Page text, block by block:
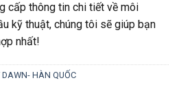
cấp thông tin chi tiết về môi
kỹ thuật, chúng tôi sẽ giúp bạn
nhất!
HÀN QUỐC